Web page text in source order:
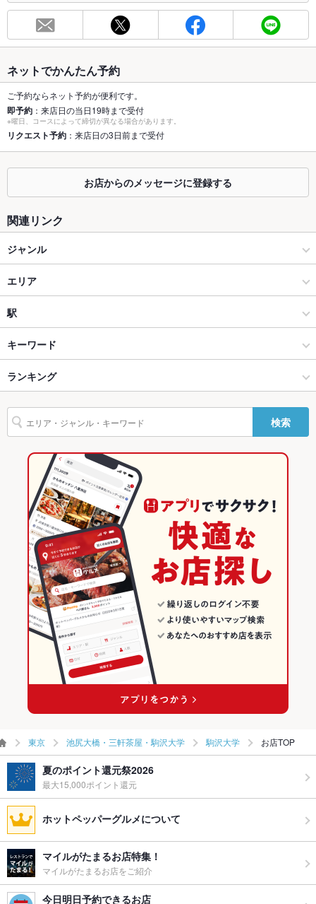
総席数 20席(2席は屋外のため悪天候時は使用できません)
最大宴会収
20人
個室 なし
座敷 なし
掘りごたつ なし
カウンター あり
ソファー なし
テラス席
貸切
設備
Wi-Fi
ー
駐車場
TV・プロジ
ェクタ
あり
その他設備
充電可能 Wifiあり（鍵付Wi-Fiあり） ブランケット テラス
席にも冷暖房完備。
その他
飲み放題 あり ：2時間貸切コース、10名様以上限定
食べ放題 なし
お子様連れ お子様連れ歓迎
ウェディン
－
お祝い・サ
可
ライブショ
あり
備考 －
ネットでかんたん予約
ご予約ならネット予約が便利です。
即予約 ：来店日の当日19時まで受付
※曜日、コースによって締切が異なる場合があります。
リクエスト予約 ：来店日の3日前まで受付
お店からのメッセージに登録する
関連リンク
ジャンル
カフェ・スイーツ
カフェ
池尻大橋・三軒茶屋・駒沢大学 × カフェ・スイーツ
池尻大橋・三軒茶屋・駒沢大学 × カフェ
駒沢大学駅 × カフェ・スイーツ
駒沢大学駅 × カフェ
エリア
駒沢大学
駒沢大学 × カフェ・スイーツ
駒沢大学 × カフェ
東京
東京 × カフェ・スイーツ
東京 × カフェ
駅
駒沢大学駅
松陰神社前駅
若林駅
キーワード
卵焼き フライドポテト オムライス
豚焼肉
ランキング
東京のグルメランキング
東京のカフェ・スイーツランキング
池尻大橋・三軒茶屋・駒沢大学のグルメランキング
駒沢大学のグルメランキング
検索
東京 池尻大橋・三軒茶屋・駒沢大学 駒沢大学 お店TOP
夏のポイント還元祭2026
最大15,000ポイント還元
ホットペッパーグルメについて
マイルがたまるお店特集！
マイルがたまるお店をご紹介
今日明日予約できるお店